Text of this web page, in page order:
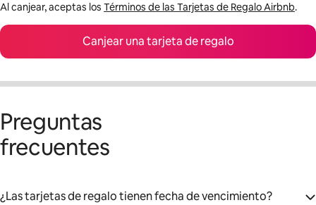
Al canjear, aceptas los Términos de las Tarjetas de Regalo Airbnb.
Canjear una tarjeta de regalo
Preguntas
frecuentes
¿Las tarjetas de regalo tienen fecha de vencimiento?